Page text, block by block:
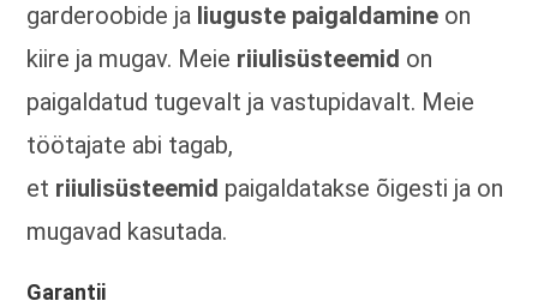
garderoobide ja liuguste paigaldamine on
kiire ja mugav. Meie riiulisüsteemid on
paigaldatud tugevalt ja vastupidavalt. Meie
töötajate abi tagab,
et riiulisüsteemid paigaldatakse õigesti ja on
mugavad kasutada.
Garantii